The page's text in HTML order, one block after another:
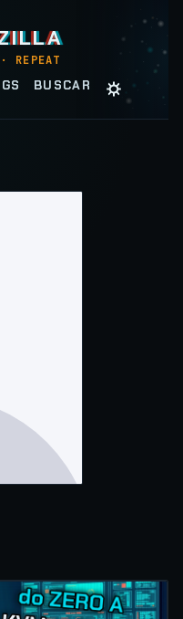
REPEAT
BUSCAR ☼